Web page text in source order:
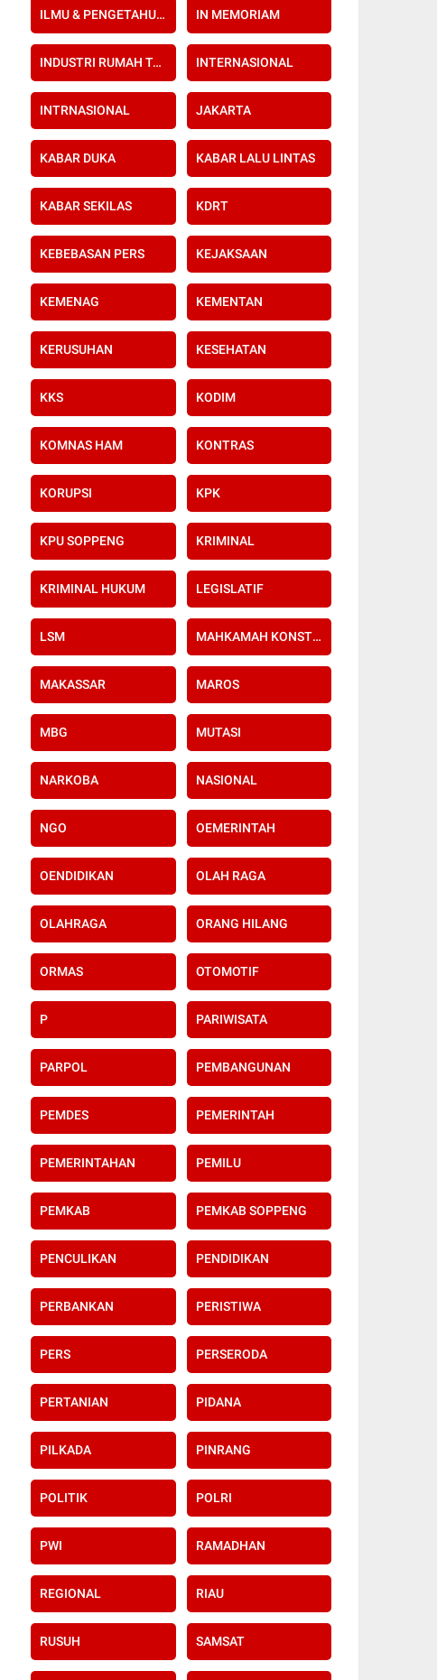
ILMU & PENGETAHUAN IN MEMORIAM
INDUSTRI RUMAH TANGGA INTERNASIONAL
INTRNASIONAL JAKARTA
KABAR DUKA KABAR LALU LINTAS
KABAR SEKILAS KDRT
KEBEBASAN PERS KEJAKSAAN
KEMENAG KEMENTAN
KERUSUHAN KESEHATAN
KKS KODIM
KOMNAS HAM KONTRAS
KORUPSI KPK
KPU SOPPENG KRIMINAL
KRIMINAL HUKUM LEGISLATIF
LSM MAHKAMAH KONSTITUSI
MAKASSAR MAROS
MBG MUTASI
NARKOBA NASIONAL
NGO OEMERINTAH
OENDIDIKAN OLAH RAGA
OLAHRAGA ORANG HILANG
ORMAS OTOMOTIF
P PARIWISATA
PARPOL PEMBANGUNAN
PEMDES PEMERINTAH
PEMERINTAHAN PEMILU
PEMKAB PEMKAB SOPPENG
PENCULIKAN PENDIDIKAN
PERBANKAN PERISTIWA
PERS PERSERODA
PERTANIAN PIDANA
PILKADA PINRANG
POLITIK POLRI
PWI RAMADHAN
REGIONAL RIAU
RUSUH SAMSAT